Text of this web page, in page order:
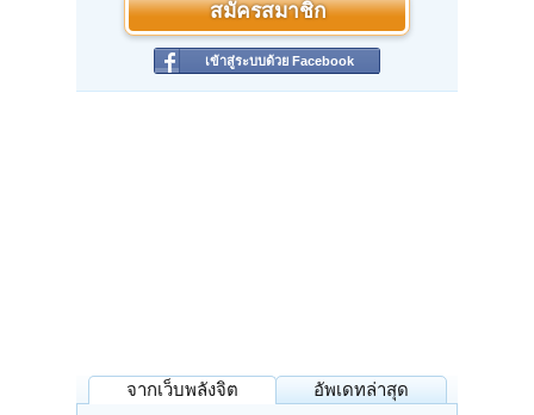
สมัครสมาชิก
เข้าสู่ระบบด้วย Facebook
จากเว็บพลังจิต อัพเดทล่าสุด